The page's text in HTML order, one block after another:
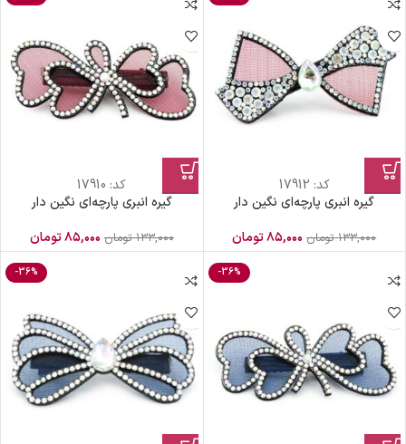
کد: 17912
گیره انبری پارچه‌ای نگین دار
۱۳۳,۰۰۰ تومان ۸۵,۰۰۰تومان
کد: 17910
گیره انبری پارچه‌ای نگین دار
۱۳۳,۰۰۰ تومان ۸۵,۰۰۰تومان
-36%
-36%